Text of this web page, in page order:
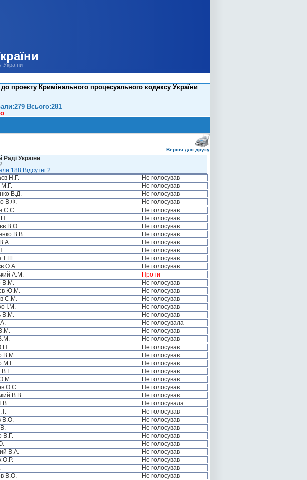
України
проекту Кримінального процесуального кодексу України
Всього:281
Версія для друку
Раді України
Відсутні:2
Н.Г.
Не голосував
М.Г.
Не голосував
В.Д.
Не голосував
В.Ф.
Не голосував
С.С.
Не голосував
Не голосував
В.О.
Не голосував
В.В.
Не голосував
Не голосував
Не голосував
Т.Ш.
Не голосував
О.А.
Не голосував
А.М.
Проти
В.М.
Не голосував
Ю.М.
Не голосував
С.М.
Не голосував
І.М.
Не голосував
В.М.
Не голосував
Не голосувала
Не голосував
Не голосував
Не голосував
В.М.
Не голосував
М.І.
Не голосував
Не голосував
Не голосував
О.С.
Не голосував
В.В.
Не голосував
Не голосувала
Не голосував
В.О.
Не голосував
Не голосував
В.Г.
Не голосував
Не голосував
В.А.
Не голосував
О.Р.
Не голосував
Не голосував
В.О.
Не голосував